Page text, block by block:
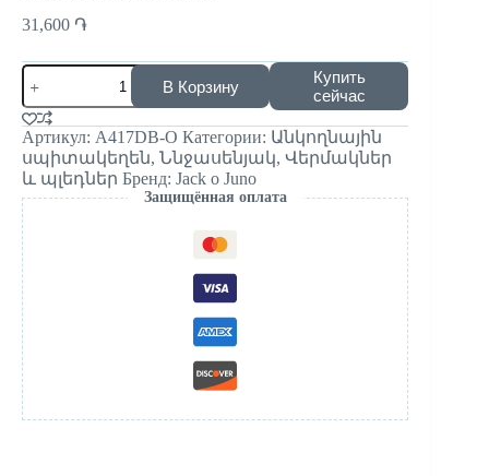
31,600 ֏
В Корзину
Купить
сейчас
Артикул: A417DB-O Категории: Անկողնային
սպիտակեղեն, Ննջասենյակ, Վերմակներ
և պլեդներ Бренд: Jack o Juno
Защищённая оплата